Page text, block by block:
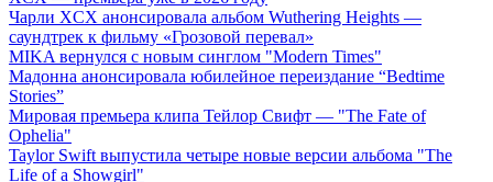
Чарли XCX анонсировала альбом Wuthering Heights —
саундтрек к фильму «Грозовой перевал»
MIKA вернулся с новым синглом "Modern Times"
Мадонна анонсировала юбилейное переиздание “Bedtime
Stories”
Мировая премьера клипа Тейлор Свифт — "The Fate of
Ophelia"
Taylor Swift выпустила четыре новые версии альбома "The
Life of a Showgirl"